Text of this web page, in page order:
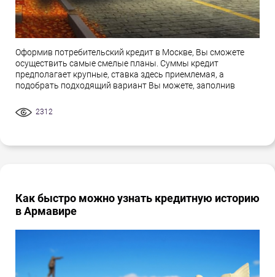
Оформив потребительский кредит в Москве, Вы сможете
осуществить самые смелые планы. Суммы кредит
предполагает крупные, ставка здесь приемлемая, а
подобрать подходящий вариант Вы можете, заполнив
2312
Как быстро можно узнать кредитную историю
в Армавире